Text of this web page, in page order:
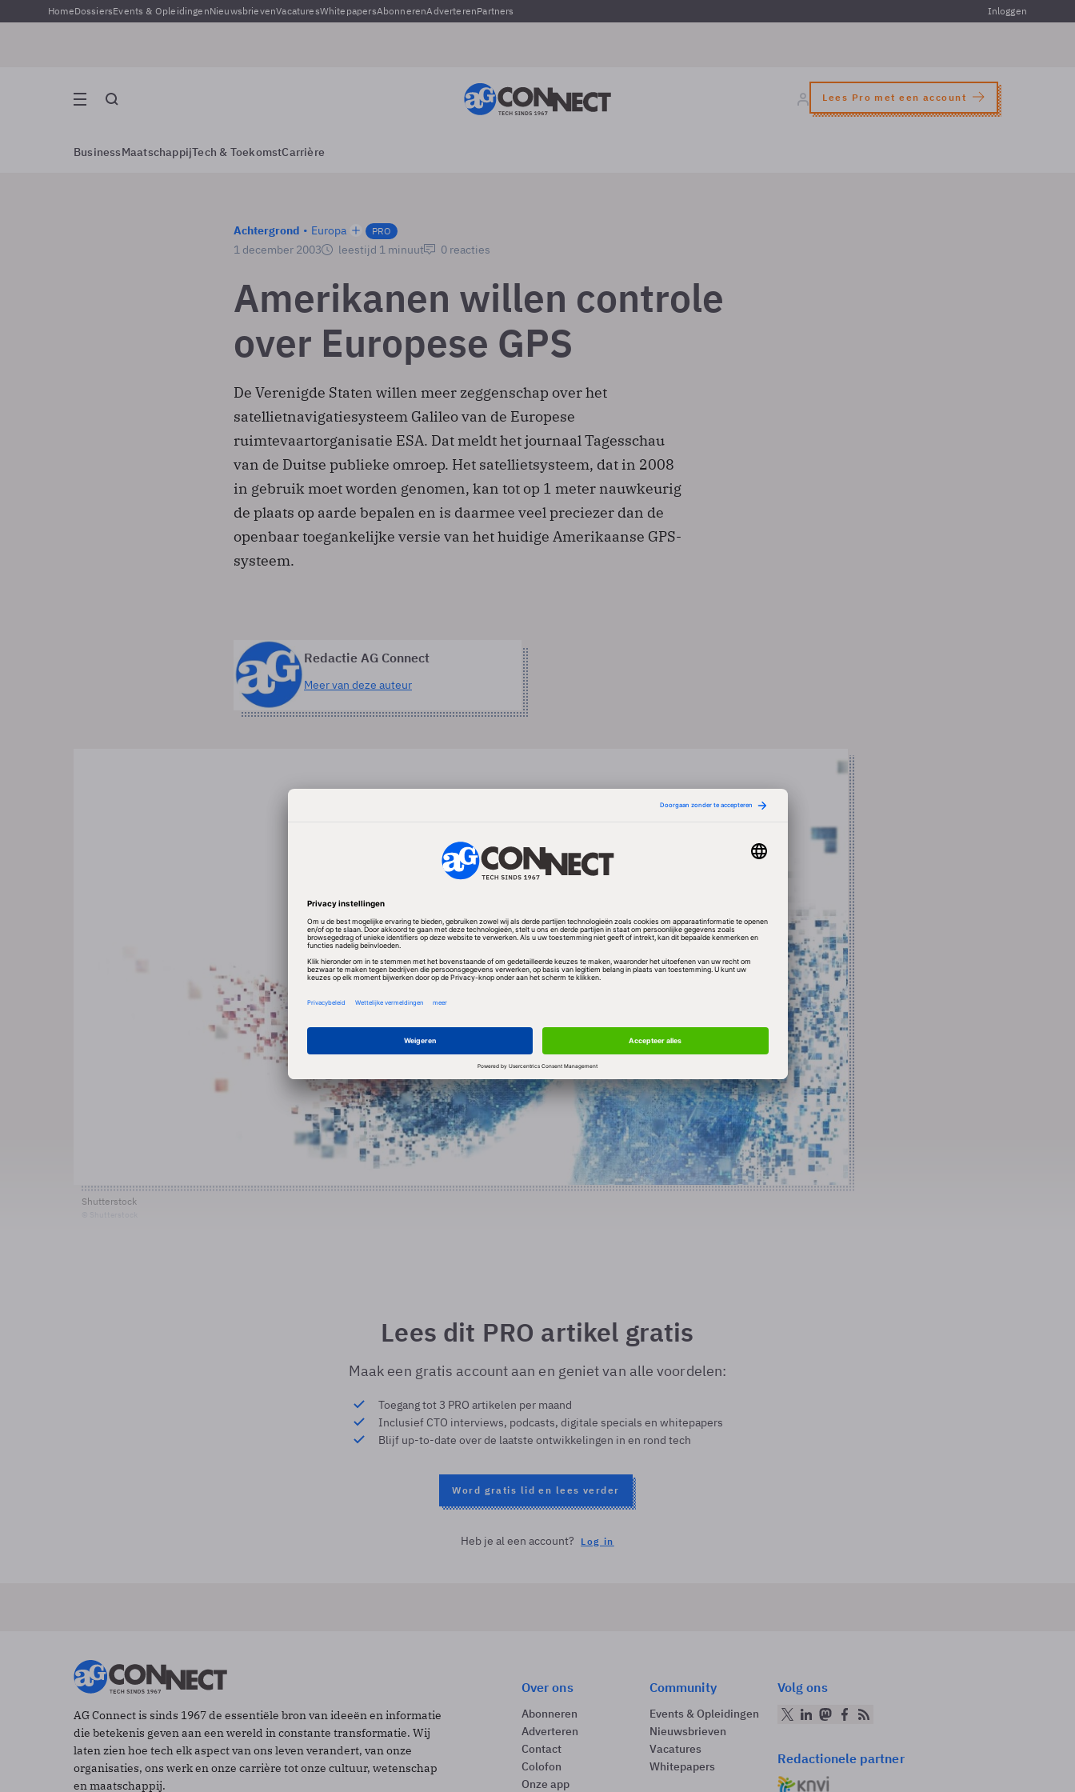
HomeDossiersEvents & OpleidingenNieuwsbrievenVacaturesWhitepapersAbonnerenAdverterenPartners Inloggen
Lees Pro met een account
BusinessMaatschappijTech & ToekomstCarrière
Achtergrond Europa PRO
1 december 2003 leestijd 1 minuut 0 reacties
Amerikanen willen controle
over Europese GPS
De Verenigde Staten willen meer zeggenschap over het
satellietnavigatiesysteem Galileo van de Europese
ruimtevaartorganisatie ESA. Dat meldt het journaal Tagesschau
van de Duitse publieke omroep. Het satellietsysteem, dat in 2008
in gebruik moet worden genomen, kan tot op 1 meter nauwkeurig
de plaats op aarde bepalen en is daarmee veel preciezer dan de
openbaar toegankelijke versie van het huidige Amerikaanse GPS-
systeem.
Redactie AG Connect
Meer van deze auteur
Shutterstock
Lees dit PRO artikel gratis
Maak een gratis account aan en geniet van alle voordelen:
Toegang tot 3 PRO artikelen per maand
Inclusief CTO interviews, podcasts, digitale specials en whitepapers
Blijf up-to-date over de laatste ontwikkelingen in en rond tech
Word gratis lid en lees verder
Heb je al een account? Log in
AG Connect is sinds 1967 de essentiële bron van ideeën en informatie
die betekenis geven aan een wereld in constante transformatie. Wij
laten zien hoe tech elk aspect van ons leven verandert, van onze
organisaties, ons werk en onze carrière tot onze cultuur, wetenschap
en maatschappij.
Over ons
Abonneren
Adverteren
Contact
Colofon
Onze app
Community
Events & Opleidingen
Nieuwsbrieven
Vacatures
Whitepapers
Volg ons
Redactionele partner